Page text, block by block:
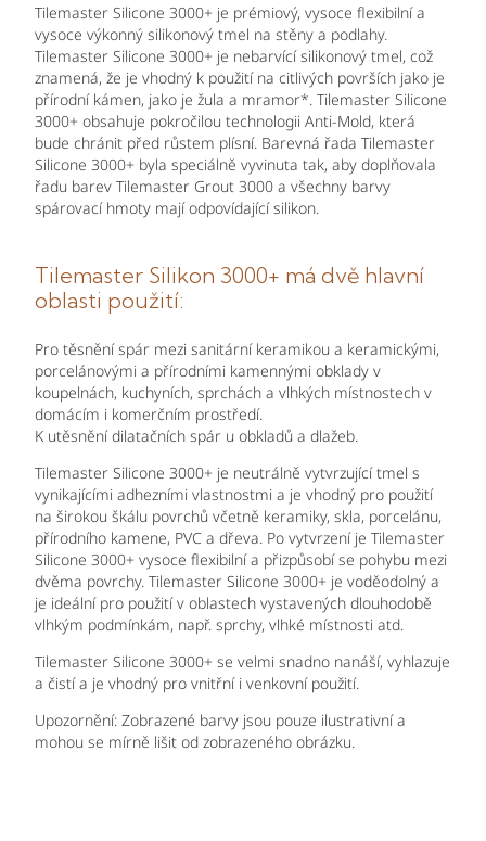
Tilemaster Silicone 3000+ je prémiový, vysoce flexibilní a
vysoce výkonný silikonový tmel na stěny a podlahy.
Tilemaster Silicone 3000+ je nebarvící silikonový tmel, což
znamená, že je vhodný k použití na ​​citlivých površích jako je
přírodní kámen, jako je žula a mramor*. Tilemaster Silicone
3000+ obsahuje pokročilou technologii Anti-Mold, která
bude chránit před růstem plísní. Barevná řada Tilemaster
Silicone 3000+ byla speciálně vyvinuta tak, aby doplňovala
řadu barev Tilemaster Grout 3000 a všechny barvy
spárovací hmoty mají odpovídající silikon.
Tilemaster Silikon 3000+ má dvě hlavní
oblasti použití:
Pro těsnění spár mezi sanitární keramikou a keramickými,
porcelánovými a přírodními kamennými obklady v
koupelnách, kuchyních, sprchách a vlhkých místnostech v
domácím i komerčním prostředí.
K utěsnění dilatačních spár u obkladů a dlažeb.
Tilemaster Silicone 3000+ je neutrálně vytvrzující tmel s
vynikajícími adhezními vlastnostmi a je vhodný pro použití
na širokou škálu povrchů včetně keramiky, skla, porcelánu,
přírodního kamene, PVC a dřeva. Po vytvrzení je Tilemaster
Silicone 3000+ vysoce flexibilní a přizpůsobí se pohybu mezi
dvěma povrchy. Tilemaster Silicone 3000+ je voděodolný a
je ideální pro použití v oblastech vystavených dlouhodobě
vlhkým podmínkám, např. sprchy, vlhké místnosti atd.
Tilemaster Silicone 3000+ se velmi snadno nanáší, vyhlazuje
a čistí a je vhodný pro vnitřní i venkovní použití.
Upozornění: Zobrazené barvy jsou pouze ilustrativní a
mohou se mírně lišit od zobrazeného obrázku.